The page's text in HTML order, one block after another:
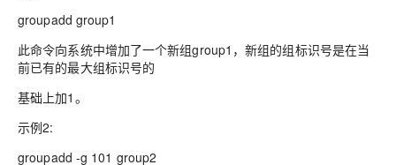
groupadd group1
此命令向系统中增加了一个新组group1，新组的组标识号是在当
前已有的最大组标识号的
基础上加1。
示例2:
groupadd -g 101 group2